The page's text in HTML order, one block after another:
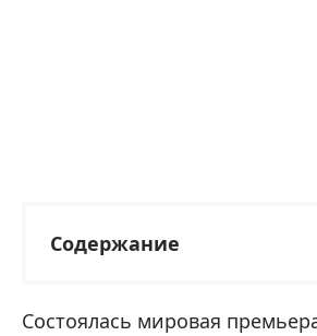
Содержание
Состоялась мировая